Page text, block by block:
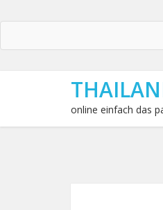
online einfach das